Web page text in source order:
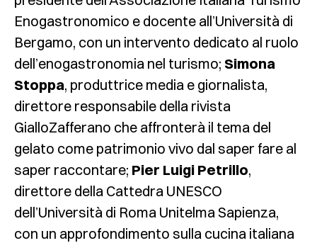
Enogastronomico e docente all’Università di
Bergamo, con un intervento dedicato al ruolo
dell’enogastronomia nel turismo; Simona
Stoppa, produttrice media e giornalista,
direttore responsabile della rivista
GialloZafferano che affronterà il tema del
gelato come patrimonio vivo dal saper fare al
saper raccontare; Pier Luigi Petrillo,
direttore della Cattedra UNESCO
dell’Università di Roma Unitelma Sapienza,
con un approfondimento sulla cucina italiana